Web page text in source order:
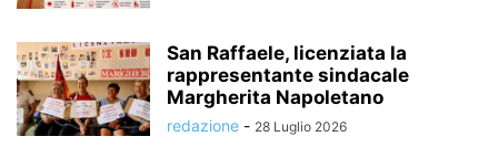
San Raffaele, licenziata la
rappresentante sindacale
Margherita Napoletano
redazione - 28 Luglio 2026